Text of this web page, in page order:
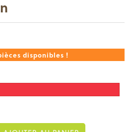
disponibles !